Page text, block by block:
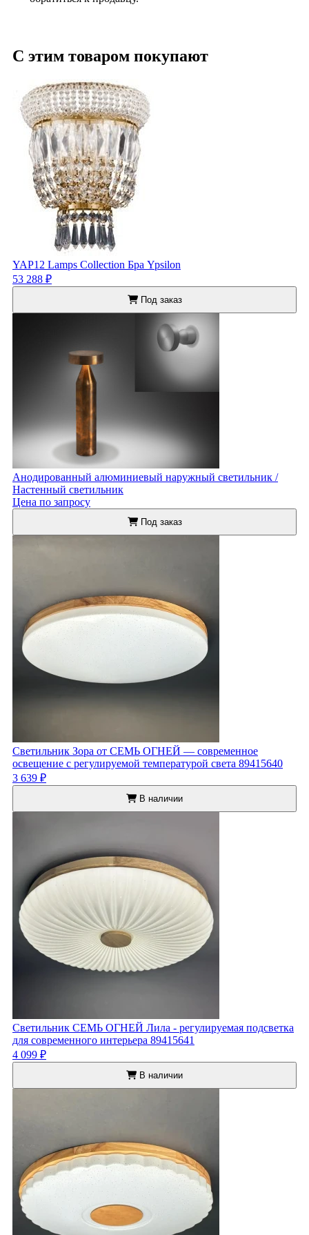
С этим товаром покупают
YAP12 Lamps Collection Бра Ypsilon
53 288 ₽
Под заказ
Анодированный алюминиевый наружный светильник /
Настенный светильник
Цена по запросу
Под заказ
Светильник Зора от СЕМЬ ОГНЕЙ — современное
освещение с регулируемой температурой света 89415640
3 639 ₽
В наличии
Светильник СЕМЬ ОГНЕЙ Лила - регулируемая подсветка
для современного интерьера 89415641
4 099 ₽
В наличии